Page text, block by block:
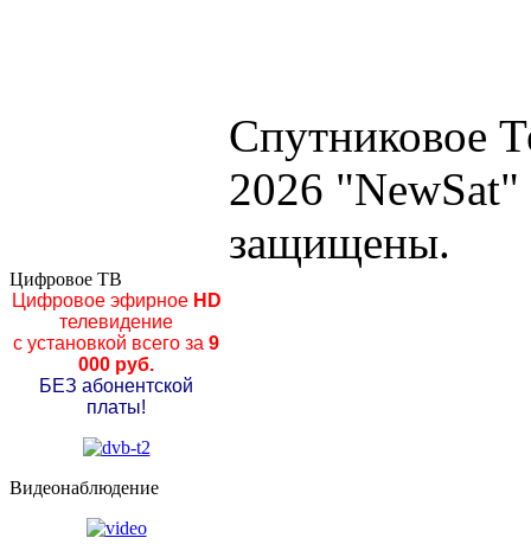
Спутниковое
2026
защищены.
Цифровое ТВ
Цифровое эфирноеHD
телевидение
с установкой всего за 9
000 руб.
БЕЗ абонентской
платы!
Видеонаблюдение